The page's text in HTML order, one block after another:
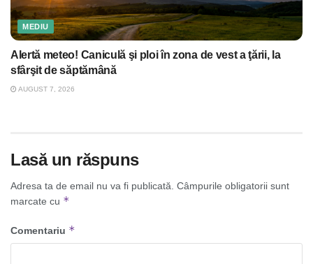
MEDIU
Alertă meteo! Caniculă şi ploi în zona de vest a ţării, la
sfârşit de săptămână
AUGUST 7, 2026
Lasă un răspuns
Adresa ta de email nu va fi publicată. Câmpurile obligatorii sunt
marcate cu *
Comentariu *